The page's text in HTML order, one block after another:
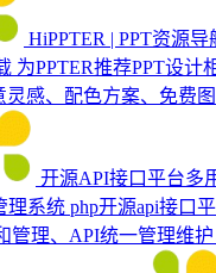
HiPPTER | PPT资源导
为PPTER推荐PPT设计
灵感、配色方案、免费
开源API接口平台多
理系统 php开源api接口
管理、API统一管理维